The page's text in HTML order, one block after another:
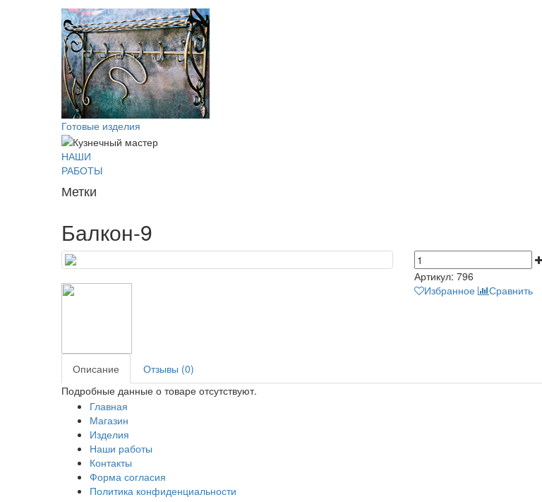
Готовые изделия
НАШИ
РАБОТЫ
Метки
Балкон-9
Артикул: 796
Избранное
Сравнить
Описание
Отзывы (0)
Подробные данные о товаре отсутствуют.
Главная
Магазин
Изделия
Наши работы
Контакты
Форма согласия
Политика конфиденциальности